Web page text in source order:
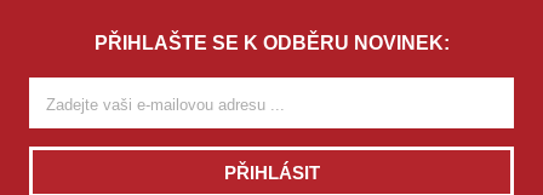
PŘIHLAŠTE SE K ODBĚRU NOVINEK:
PŘIHLÁSIT